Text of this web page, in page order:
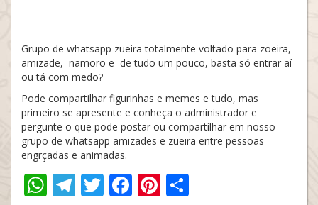
Grupo de whatsapp zueira totalmente voltado para zoeira,
amizade, namoro e de tudo um pouco, basta só entrar aí
ou tá com medo?
Pode compartilhar figurinhas e memes e tudo, mas
primeiro se apresente e conheça o administrador e
pergunte o que pode postar ou compartilhar em nosso
grupo de whatsapp amizades e zueira entre pessoas
engrçadas e animadas.
WhatsApp
Telegram
Twitter
Facebook
Pinterest